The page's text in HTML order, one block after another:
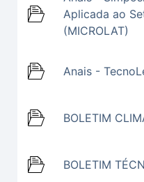
Aplicada ao
(MICROLAT)
Anais -
BOLETIM
BOLETIM